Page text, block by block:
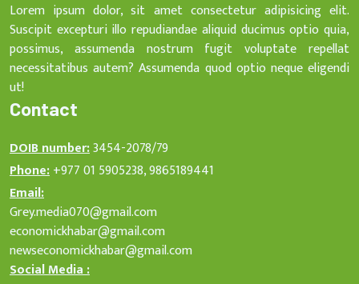
Lorem ipsum dolor, sit amet consectetur adipisicing elit.
Suscipit excepturi illo repudiandae aliquid ducimus optio quia,
possimus, assumenda nostrum fugit voluptate repellat
necessitatibus autem? Assumenda quod optio neque eligendi
ut!
Contact
DOIB number:3454-2078/79
Phone:+977 01 5905238, 9865189441
Email:
Grey.media070@gmail.com
economickhabar@gmail.com
newseconomickhabar@gmail.com
Social Media :